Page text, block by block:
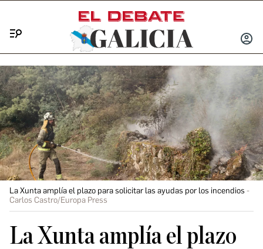
INICIAR
La Xunta amplía el plazo para solicitar las ayudas por los incendios
Carlos Castro/Europa Press
La Xunta amplía el plazo